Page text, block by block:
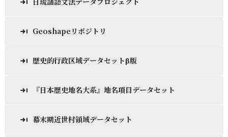
Geoshapeリポジトリ
歴史的行政区域データセットβ版
『日本歴史地名大系』地名項目データセット
幕末期近世村領域データセット